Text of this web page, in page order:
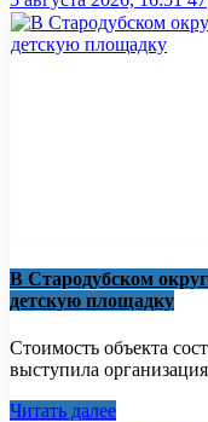
В Стародубском
детскую площадку
Стоимость объекта
выступила
Читать далее